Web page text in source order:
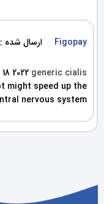
Figopay ارسال شده : 1331 روز پیش
2022 generic cialis
might speed up the
nervous system